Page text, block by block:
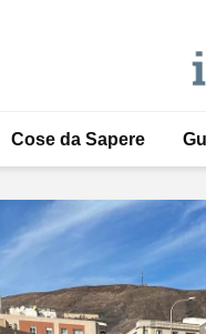
Cose da Sapere